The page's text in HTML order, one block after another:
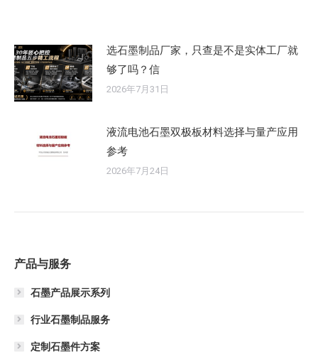
选石墨制品厂家，只查是不是实体工厂就
够了吗？信
2026年7月31日
液流电池石墨双极板材料选择与量产应用
参考
2026年7月24日
产品与服务
石墨产品展示系列
行业石墨制品服务
定制石墨件方案